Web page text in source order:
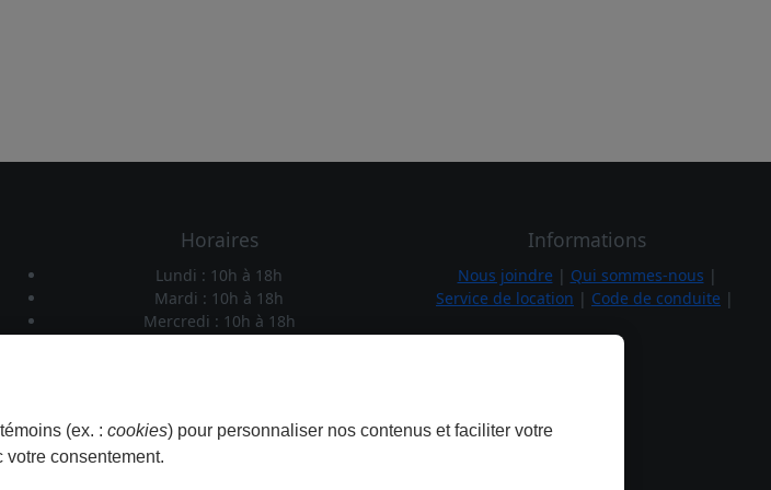
Horaires
Lundi : 10h à 18h
Mardi : 10h à 18h
Mercredi : 10h à 18h
Informations
Nous joindre | Qui sommes-nous |
Service de location | Code de conduite |
(ex. :cookies) pour personnaliser nos contenus et faciliter votre
consentement.